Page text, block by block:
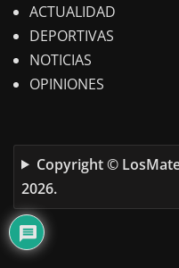
ACTUALIDAD
DEPORTIVAS
NOTICIAS
OPINIONES
Copyright ©
2026.